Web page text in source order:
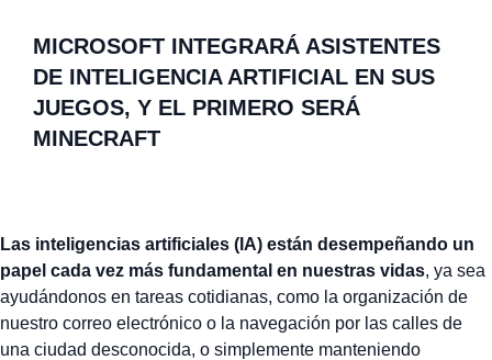
MICROSOFT INTEGRARÁ ASISTENTES
DE INTELIGENCIA ARTIFICIAL EN SUS
JUEGOS, Y EL PRIMERO SERÁ
MINECRAFT
Las inteligencias artificiales (IA) están desempeñando un
papel cada vez más fundamental en nuestras vidas, ya sea
ayudándonos en tareas cotidianas, como la organización de
nuestro correo electrónico o la navegación por las calles de
una ciudad desconocida, o simplemente manteniendo